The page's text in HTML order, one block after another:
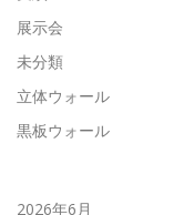
展示会
未分類
立体ウォール
黒板ウォール
2026年6月